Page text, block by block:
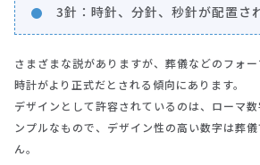
3針：時針、分針、秒針が配置さ
さまざまな説がありますが、葬儀などのフォ
時計がより正式だとされる傾向にあります。
デザインとして許容されているのは、ローマ
ンプルなもので、デザイン性の高い数字は葬
ん。